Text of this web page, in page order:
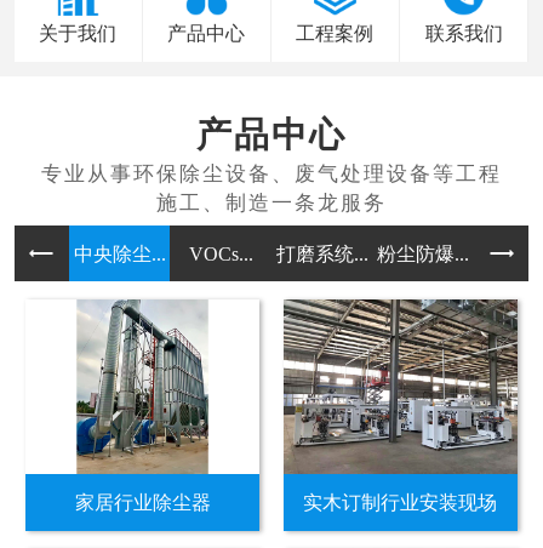
关于我们 产品中心 工程案例 联系我们
产品中心
中央除尘... VOCs... 打磨系统... 粉尘防爆... 无尘
家居行业除尘器 实木订制行业安装现场